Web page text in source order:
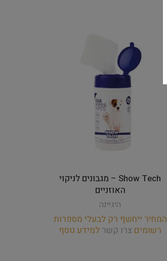
Show Tech – מגבונים לניקוי
האוזניים
היגיינה
המחיר ייחשף רק לבעלי מספרות
רשומים צרו קשר למידע נוסף